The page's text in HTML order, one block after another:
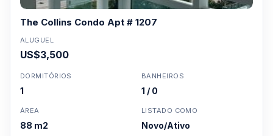
The Collins Condo Apt # 1207
ALUGUEL
US$3,500
DORMITÓRIOS
1
BANHEIROS
1 / 0
ÁREA
88 m2
LISTADO COMO
Novo/Ativo